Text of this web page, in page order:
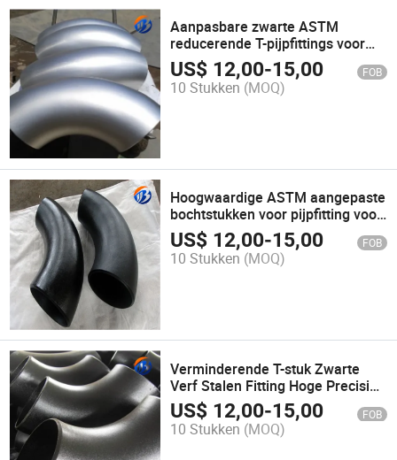
Aanpasbare zwarte ASTM
reducerende T-pijpfittings voor
accessoires
US$ 12,00-15,00 FOB
10 Stukken (MOQ)
Hoogwaardige ASTM aangepaste
bochtstukken voor pijpfitting voor
wereldwijde distributie
US$ 12,00-15,00 FOB
10 Stukken (MOQ)
Verminderende T-stuk Zwarte
Verf Stalen Fitting Hoge Precisie
Pijpfittingen
US$ 12,00-15,00 FOB
10 Stukken (MOQ)